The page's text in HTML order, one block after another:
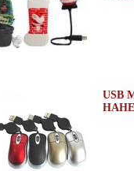
USB